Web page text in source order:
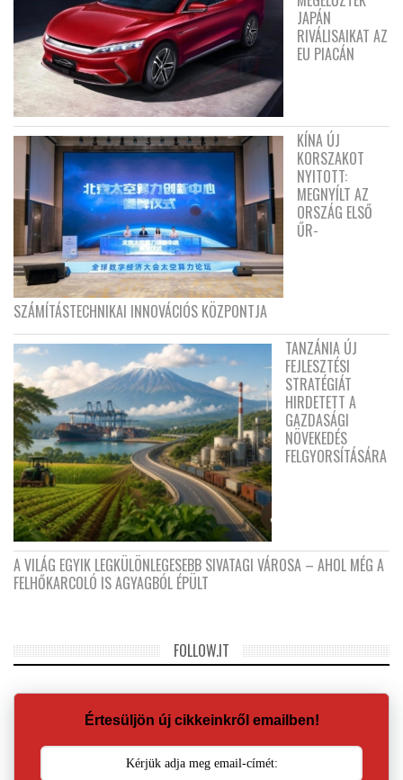
JAPÁN
RIVÁLISAIKAT AZ
EU PIACÁN
KÍNA ÚJ
KORSZAKOT
NYITOTT:
MEGNYÍLT AZ
ORSZÁG ELSŐ
ŰR-
SZÁMÍTÁSTECHNIKAI INNOVÁCIÓS KÖZPONTJA
TANZÁNIA ÚJ
FEJLESZTÉSI
STRATÉGIÁT
HIRDETETT A
GAZDASÁGI
NÖVEKEDÉS
FELGYORSÍTÁSÁRA
A VILÁG EGYIK LEGKÜLÖNLEGESEBB SIVATAGI VÁROSA – AHOL MÉG A
FELHŐKARCOLÓ IS AGYAGBÓL ÉPÜLT
FOLLOW.IT
Értesüljön új cikkeinkről emailben!